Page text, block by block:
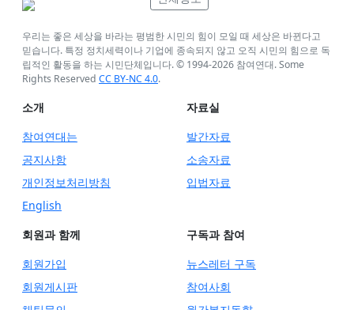
우리는 좋은 세상을 바라는 평범한 시민의 힘이 모일 때 세상은 바뀐다고
믿습니다. 특정 정치세력이나 기업에 종속되지 않고 오직 시민의 힘으로 독
립적인 활동을 하는 시민단체입니다. © 1994-2026 참여연대. Some
Rights Reserved CC BY-NC 4.0.
소개
참여연대는
공지사항
개인정보처리방침
English
자료실
발간자료
소송자료
입법자료
회원과 함께
회원가입
회원게시판
구독과 참여
뉴스레터 구독
참여사회